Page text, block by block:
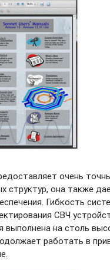
очень
структур, она также
Гибкость
СВЧ
выполнена на столь
работать в